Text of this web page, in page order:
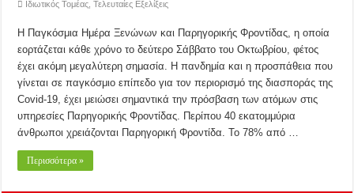
Ιδιωτικός Τομέας ,Τελευταίες Εξελίξεις
Η Παγκόσμια Ημέρα Ξενώνων και Παρηγορικής Φροντίδας, η οποία
εορτάζεται κάθε χρόνο το δεύτερο Σάββατο του Οκτωβρίου, φέτος
έχει ακόμη μεγαλύτερη σημασία. Η πανδημία και η προσπάθεια που
γίνεται σε παγκόσμιο επίπεδο για τον περιορισμό της διασποράς της
Covid-19, έχει μειώσει σημαντικά την πρόσβαση των ατόμων στις
υπηρεσίες Παρηγορικής Φροντίδας. Περίπου 40 εκατομμύρια
άνθρωποι χρειάζονται Παρηγορική Φροντίδα. Το 78% από …
Περισσότερα »